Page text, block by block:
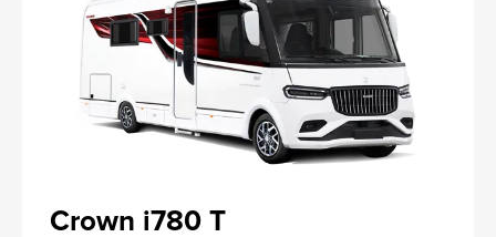
Crown i780 T